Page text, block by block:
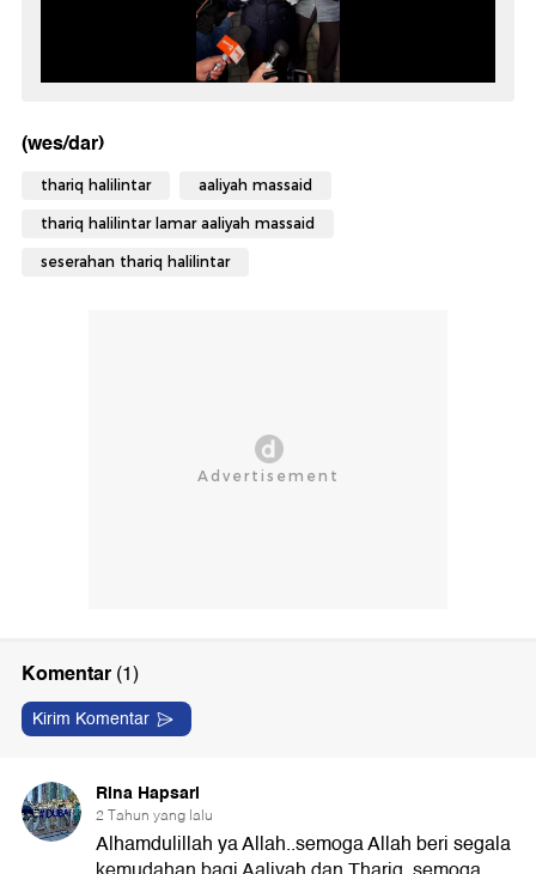
(wes/dar)
thariq halilintar aaliyah massaid
thariq halilintar lamar aaliyah massaid
seserahan thariq halilintar